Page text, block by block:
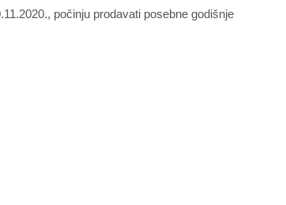
počinju prodavati posebne godišnje